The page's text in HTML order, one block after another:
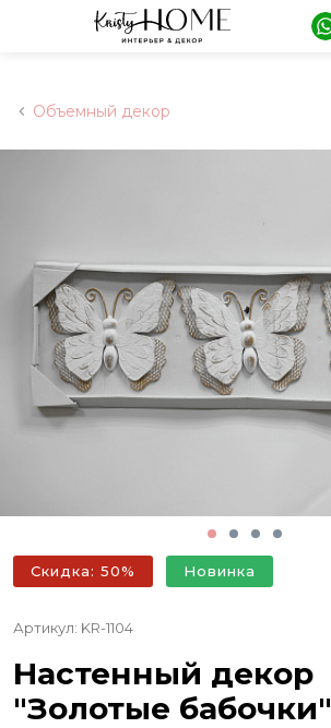
Объемный декор
Скидка: 50% Новинка
Артикул: KR-1104
Настенный декор
"Золотые бабочки"